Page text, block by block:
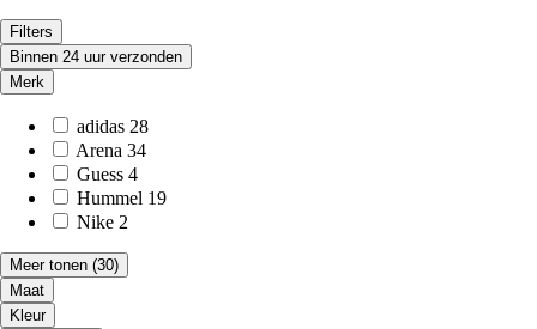
Filters
Binnen 24 uur verzonden
Merk
adidas 28
Arena 34
Guess 4
Hummel 19
Nike 2
Meer tonen (30)
Maat
Kleur